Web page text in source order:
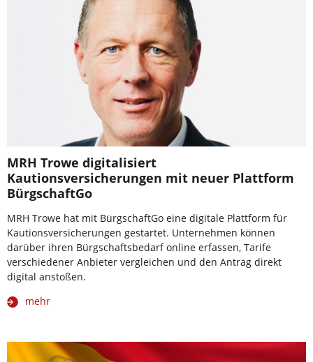
MRH Trowe digitalisiert
Kautionsversicherungen mit neuer Plattform
BürgschaftGo
MRH Trowe hat mit BürgschaftGo eine digitale Plattform für
Kautionsversicherungen gestartet. Unternehmen können
darüber ihren Bürgschaftsbedarf online erfassen, Tarife
verschiedener Anbieter vergleichen und den Antrag direkt
digital anstoßen.
mehr